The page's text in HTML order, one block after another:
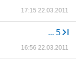
17:15 22.03.2011
... 5
16:56 22.03.2011